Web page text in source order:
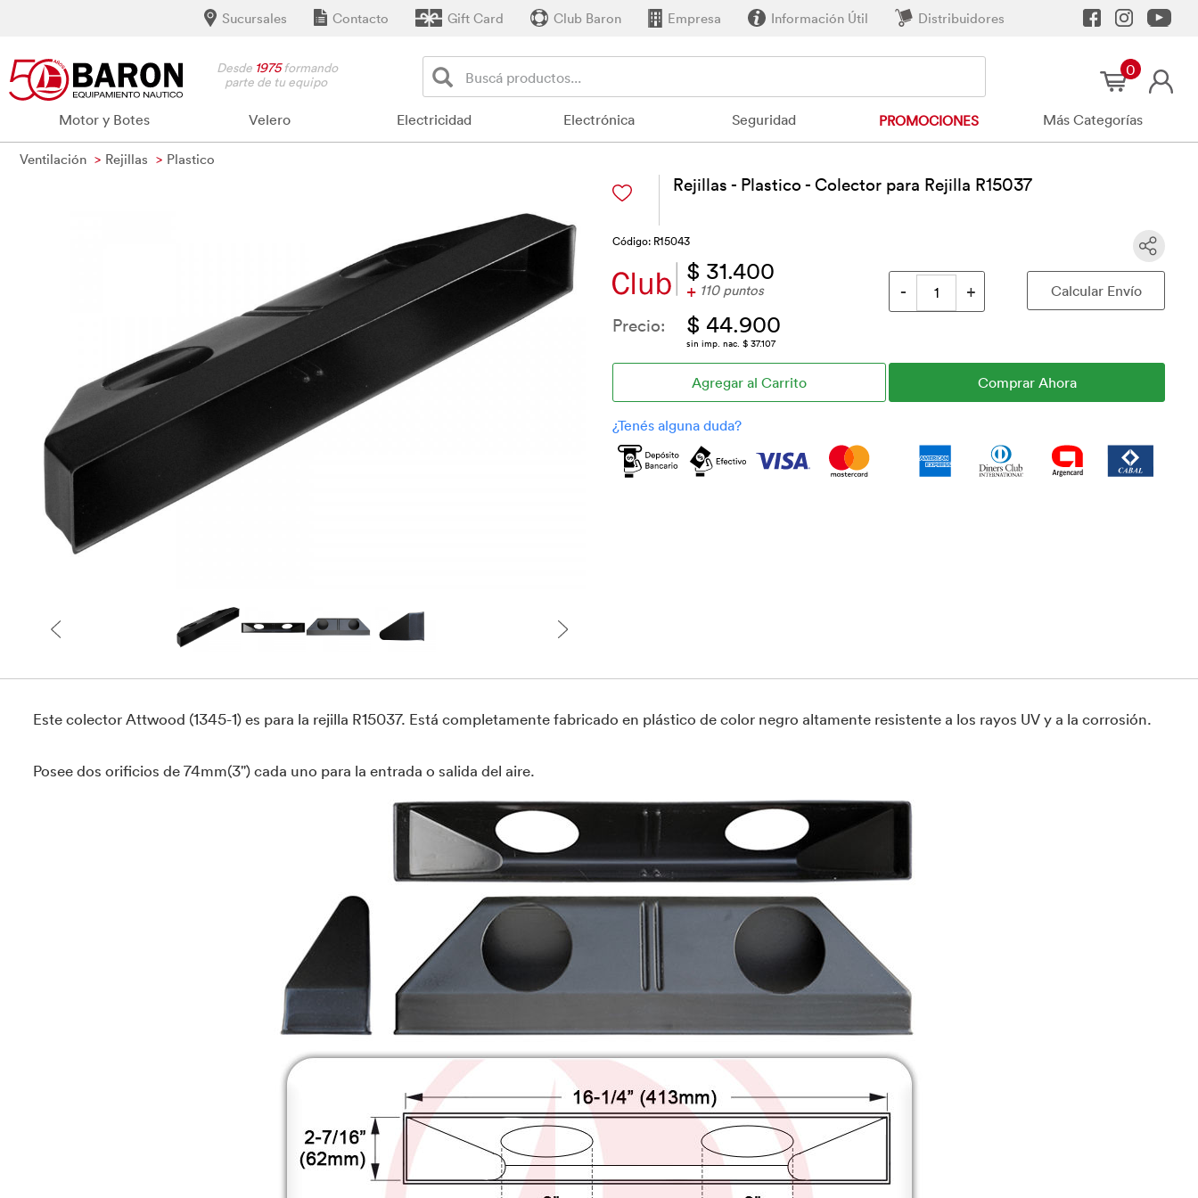
Distribuidores
Información Útil
Empresa
Club Baron
Gift Card
Contacto
Sucursales
Desde 1975formando
parte de tu equipo
0
Motor y Botes Velero Electricidad Electrónica Seguridad PROMOCIONES Más Categorías
Ventilación Rejillas Plastico
Rejillas - Plastico - Colector para Rejilla R15037
Código: R15043
$ 31.400
+ 110 puntos
Precio: $ 44.900
sin imp. nac. $ 37.107
Este colector Attwood (1345-1) es para la rejilla R15037. Está completamente fabricado en plástico de color negro altamente resistente a los rayos UV y a la corrosión.
Posee dos orificios de 74mm(3") cada uno para la entrada o salida del aire.